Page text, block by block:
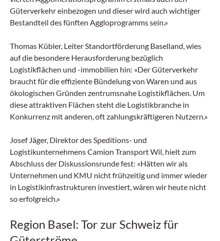
Güterverkehr einbezogen und dieser wird auch wichtiger
Bestandteil des fünften Aggloprogramms sein.»
Thomas Kübler, Leiter Standortförderung Baselland, wies
auf die besondere Herausforderung bezüglich
Logistikflächen und -immobilien hin: «Der Güterverkehr
braucht für die effiziente Bündelung von Waren und aus
ökologischen Gründen zentrumsnahe Logistikflächen. Um
diese attraktiven Flächen steht die Logistikbranche in
Konkurrenz mit anderen, oft zahlungskräftigeren Nutzern.»
Josef Jäger, Direktor des Speditions- und
Logistikunternehmens Camion Transport Wil, hielt zum
Abschluss der Diskussionsrunde fest: «Hätten wir als
Unternehmen und KMU nicht frühzeitig und immer wieder
in Logistikinfrastrukturen investiert, wären wir heute nicht
so erfolgreich.»
Region Basel: Tor zur Schweiz für